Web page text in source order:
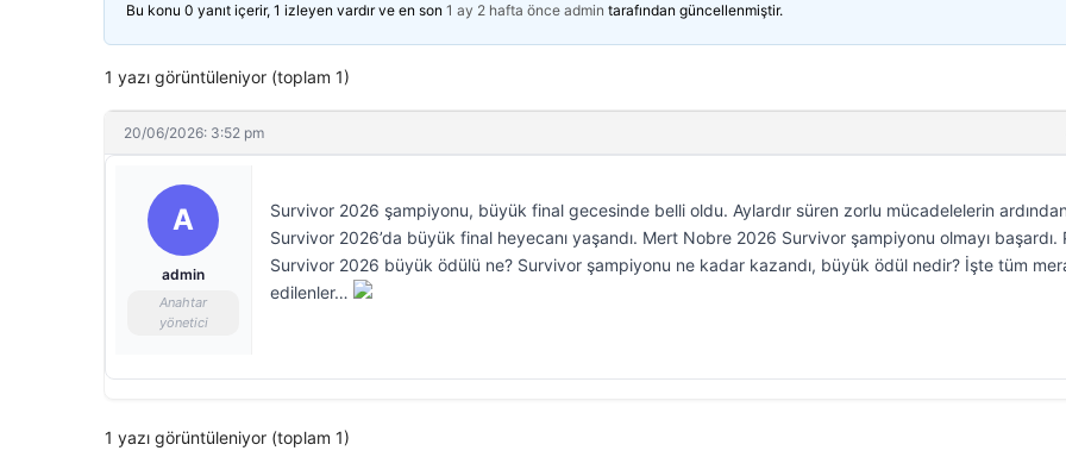
Bu konu 0 yanıt içerir, 1 izleyen vardır ve en son 1 ay 2 hafta önce admin tarafından güncellenmiştir.
1 yazı görüntüleniyor (toplam 1)
20/06/2026: 3:52 pm
A
admin
Anahtar
yönetici
Survivor 2026 şampiyonu, büyük final gecesinde belli oldu. Aylardır süren zorlu mücadelelerin
Survivor 2026’da büyük final heyecanı yaşandı. Mert Nobre 2026 Survivor şampiyonu olmayı başardı.
Survivor 2026 büyük ödülü ne? Survivor şampiyonu ne kadar kazandı, büyük ödül nedir? İşte tüm
edilenler…
1 yazı görüntüleniyor (toplam 1)